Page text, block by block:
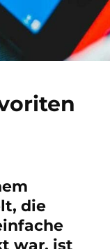
die
war, ist